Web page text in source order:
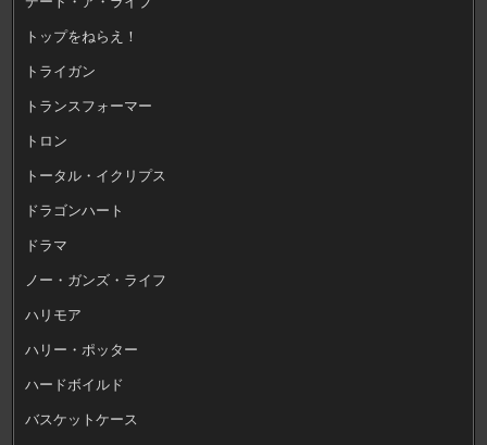
トップをねらえ！
トライガン
トランスフォーマー
トロン
トータル・イクリプス
ドラゴンハート
ドラマ
ノー・ガンズ・ライフ
ハリモア
ハリー・ポッター
ハードボイルド
バスケットケース